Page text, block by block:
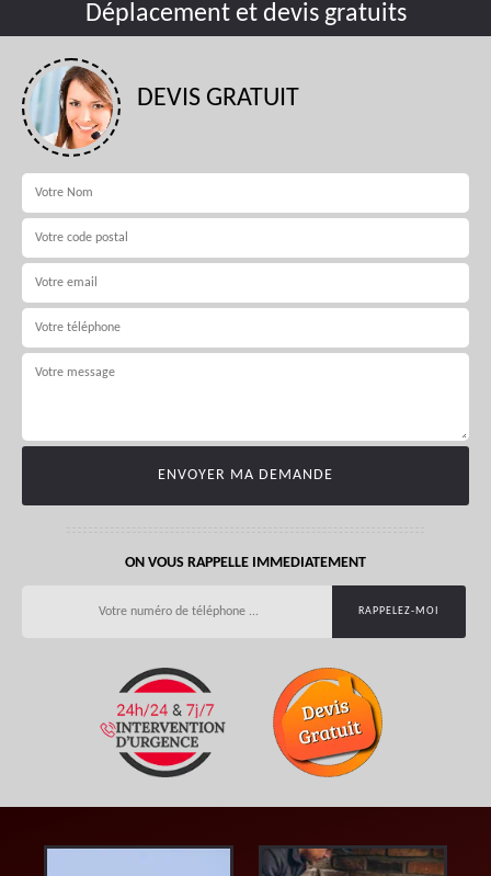
Déplacement et devis gratuits
DEVIS GRATUIT
ON VOUS RAPPELLE IMMEDIATEMENT